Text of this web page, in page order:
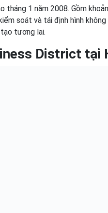
tháng 1 năm 2008. Gồm
soát và tái định hình
tương lai.
District tại